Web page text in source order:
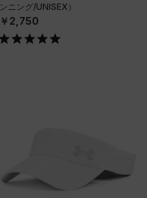
ンニング/UNISEX）
￥2,750